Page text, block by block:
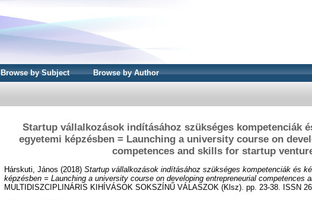
Browse by Subject Browse by Author
Startup vállalkozások indításához szükséges kompetenciák
egyetemi képzésben = Launching a university course on
competences and skills for startup
Hárskuti, János (2018) Startup vállalkozások indításához szükséges kompetenciák és
képzésben = Launching a university course on developing entrepreneurial competences
MULTIDISZCIPLINÁRIS KIHÍVÁSOK SOKSZÍNŰ VÁLASZOK (Klsz). pp. 23-38. ISSN